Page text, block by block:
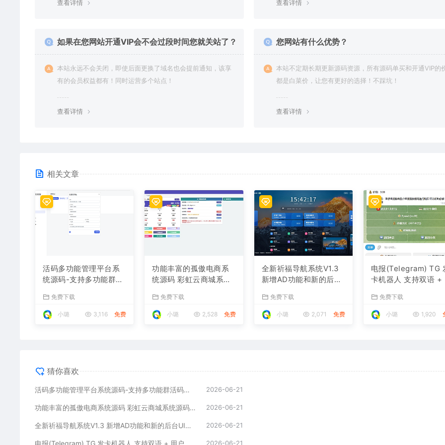
查看详情 查看详情
如果在您网站开通VIP会不会过段时间您就关站了？
本站永远不会关闭，即使后面更换了域名也会提前通知，该享
有的会员权益都有！同时运营多个站点！
查看详情
您网站有什么优势？
本站不定期长期更新源码资源，所有源码单买和开通VIP的
都是白菜价，让您有更好的选择！不踩坑！
查看详情
相关文章
活码多功能管理平台系
统源码-支持多功能群活
分享卡片、短网址等
免费下载
小璐 3,116 免费
功能丰富的孤傲电商系
统源码 彩虹云商城系统
享受免费下载
小璐 2,528 免费
全新祈福导航系统V1.3
新增AD功能和新的后台
免费下载
小璐 2,071 免费
电报(Telegram) TG
卡机器人 支持双语 +
角数版本)
免费下载
小璐 1,920
猜你喜欢
活码多功能管理平台系统源码-支持多功能群活码、淘宝客、渠道码、分享卡片、短网址等 2026-06-21
功能丰富的孤傲电商系统源码 彩虹云商城系统源码 购物商场源码视觉享受 2026-06-21
全新祈福导航系统V1.3 新增AD功能和新的后台UI端 和PHP版本等 2026-06-21
2026-06-21